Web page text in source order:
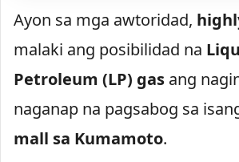
Ayon sa mga awtoridad,
malaki ang posibilidad na
Petroleum (LP) gas ang
naganap na pagsabog sa
mall sa Kumamoto.